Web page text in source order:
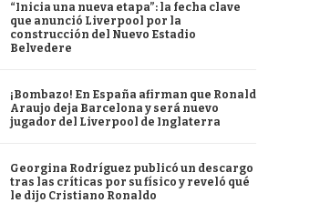
“Inicia una nueva etapa”: la fecha clave
que anunció Liverpool por la
construcción del Nuevo Estadio
Belvedere
¡Bombazo! En España afirman que Ronald
Araujo deja Barcelona y será nuevo
jugador del Liverpool de Inglaterra
Georgina Rodríguez publicó un descargo
tras las críticas por su físico y reveló qué
le dijo Cristiano Ronaldo